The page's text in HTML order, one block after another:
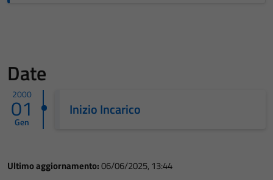
Date
2000
01
Gen
Inizio Incarico
Ultimo aggiornamento:06/06/2025, 13:44